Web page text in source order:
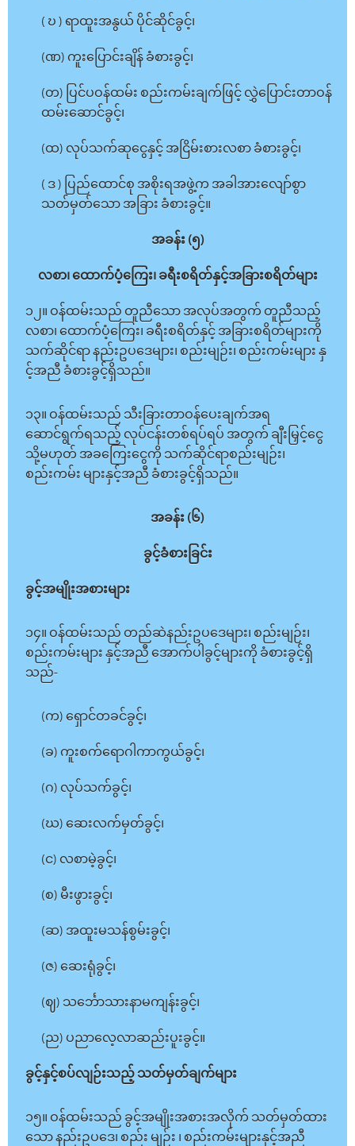
( ဎ ) ရာထူးအနွယ် ပိုင်ဆိုင်ခွင့်၊
(ဏ) ကူးပြောင်းချိန် ခံစားခွင့်၊
(တ) ပြင်ပဝန်ထမ်း စည်းကမ်းချက်ဖြင့် လွှဲပြောင်းတာဝန်
ထမ်းဆောင်ခွင့်၊
(ထ) လုပ်သက်ဆုငွေနှင့် အငြိမ်းစားလစာ ခံစားခွင့်၊
( ဒ ) ပြည်ထောင်စု အစိုးရအဖွဲ့က အခါအားလျော်စွာ
သတ်မှတ်သော အခြား ခံစားခွင့်။
အခန်း (၅)
လစာ၊ ထောက်ပံ့ကြေး၊ ခရီးစရိတ်နှင့်အခြားစရိတ်များ
၁၂။ ဝန်ထမ်းသည် တူညီသော အလုပ်အတွက် တူညီသည့်
လစာ၊ ထောက်ပံ့ကြေး၊ ခရီးစရိတ်နှင့် အခြားစရိတ်များကို
သက်ဆိုင်ရာ နည်းဥပဒေများ၊ စည်းမျဉ်း၊ စည်းကမ်းများ နှ
င့်အညီ ခံစားခွင့်ရှိသည်။
၁၃။ ဝန်ထမ်းသည် သီးခြားတာဝန်ပေးချက်အရ
ဆောင်ရွက်ရသည့် လုပ်ငန်းတစ်ရပ်ရပ် အတွက် ချီးမြှင့်ငွေ
သို့မဟုတ် အခကြေးငွေကို သက်ဆိုင်ရာစည်းမျဉ်း၊
စည်းကမ်း များနှင့်အညီ ခံစားခွင့်ရှိသည်။
အခန်း (၆)
ခွင့်ခံစားခြင်း
ခွင့်အမျိုးအစားများ
၁၄။ ဝန်ထမ်းသည် တည်ဆဲနည်းဥပဒေများ၊ စည်းမျဉ်း၊
စည်းကမ်းများ နှင့်အညီ အောက်ပါခွင့်များကို ခံစားခွင့်ရှိ
သည်-
(က) ရှောင်တခင်ခွင့်၊
(ခ) ကူးစက်ရောဂါကာကွယ်ခွင့်၊
(ဂ) လုပ်သက်ခွင့်၊
(ဃ) ဆေးလက်မှတ်ခွင့်၊
(င) လစာမဲ့ခွင့်၊
(စ) မီးဖွားခွင့်၊
(ဆ) အထူးမသန်စွမ်းခွင့်၊
(ဇ) ဆေးရုံခွင့်၊
(ဈ) သင်္ဘောသားနာမကျန်းခွင့်၊
(ည) ပညာလေ့လာဆည်းပူးခွင့်။
ခွင့်နှင့်စပ်လျဉ်းသည့် သတ်မှတ်ချက်များ
၁၅။ ဝန်ထမ်းသည် ခွင့်အမျိုးအစားအလိုက် သတ်မှတ်ထား
သော နည်းဥပဒေ၊ စည်း မျဉ်း ၊ စည်းကမ်းများနှင့်အညီ